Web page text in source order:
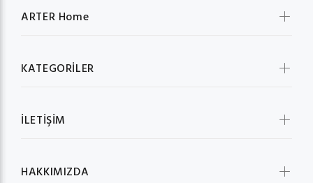
ARTER Home
KATEGORİLER
İLETİŞİM
HAKKIMIZDA